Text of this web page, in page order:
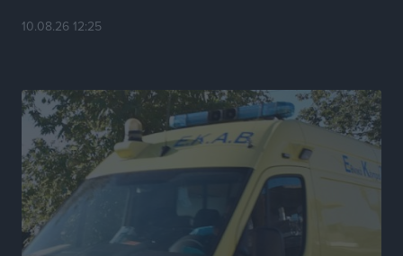
10.08.26 12:25